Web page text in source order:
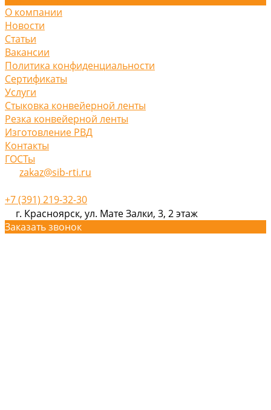
О компании
Новости
Статьи
Вакансии
Политика конфиденциальности
Сертификаты
Услуги
Стыковка конвейерной ленты
Резка конвейерной ленты
Изготовление РВД
Контакты
ГОСТы
zakaz@sib-rti.ru
+7 (391) 219-32-30
г. Красноярск, ул. Мате Залки, 3, 2 этаж
Заказать звонок